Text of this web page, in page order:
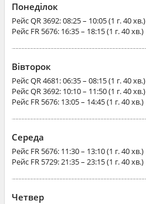
Понеділок
РейсQR 3692: 08:25 – 10:05 (1 г. 40 хв.)
Рейс FR 5676: 16:35 – 18:15 (1 г. 40 хв.)
Вівторок
РейсQR 4681: 06:35 – 08:15 (1 г. 40 хв.)
РейсQR 3692: 10:10 – 11:50 (1 г. 40 хв.)
Рейс FR 5676: 13:05 – 14:45 (1 г. 40 хв.)
Середа
Рейс FR 5676: 11:30 – 13:10 (1 г. 40 хв.)
Рейс FR 5729: 21:35 – 23:15 (1 г. 40 хв.)
Четвер